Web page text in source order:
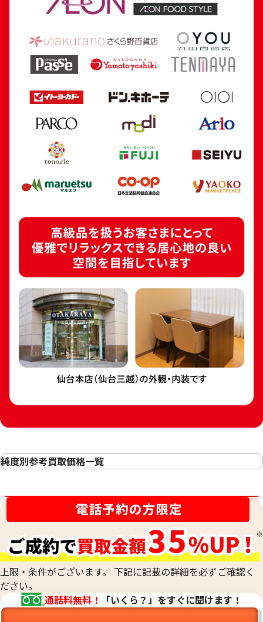
参考買取価格 参考買取価格
24金 (K24) カレンダー 新星工業 寅
参考買取価格
18金 (K18) 喜平リ
5.0g
参考買取価格
112,300
24金 (K24) カレンダー 新星工業 子
3.5g
104,100円
3g
89,200円
純度別参考買取価格一覧
22金（K22）の買取
21.6金(K21.6)の買取
20金（K20）の買取
18金(K18)の買取
14金（K14）の買取
12金（K12）の買取
10金（K10）の買取
9金（K9）の買取
上限・条件がございます。 下記に記載の詳細を必ずご確認く
ださい。
通話料無料！
「いくら？」をすぐに聞けます！